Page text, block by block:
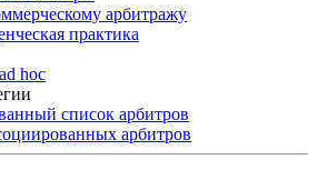
арбитражу
практика
hoc
список арбитров
арбитров